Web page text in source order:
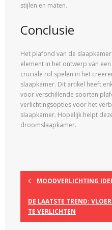
stijlen en maten.
Conclusie
Het plafond van de
element in het ontwerp van
cruciale rol spelen in het
slaapkamer. Dit artikel heeft
voor verschillende soorten
verlichtingsopties voor het
slaapkamer. Hopelijk helpt
droomslaapkamer.
MOODVERLICHTING
DE LAATSTE TREND:
TE VERLICHTEN